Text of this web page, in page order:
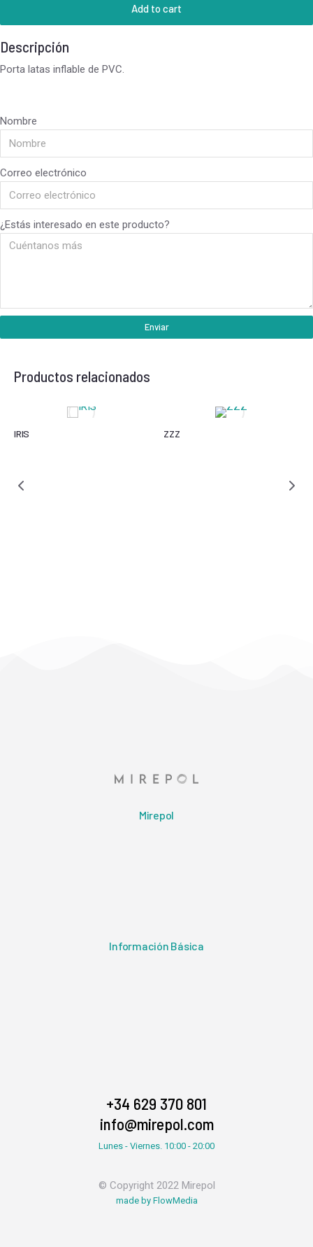
Add to cart
Descripción
Porta latas inflable de PVC.
Nombre
Correo electrónico
¿Estás interesado en este producto?
Enviar
Productos relacionados
IRIS ZZZ
Mirepol
Información Básica
+34 629 370 801
info@mirepol.com
Lunes - Viernes. 10:00 - 20:00
© Copyright 2022 Mirepol
made by FlowMedia